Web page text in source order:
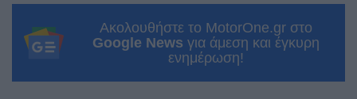
Ακολουθήστε το MotorOne.gr στο
Google News για άμεση και έγκυρη
ενημέρωση!